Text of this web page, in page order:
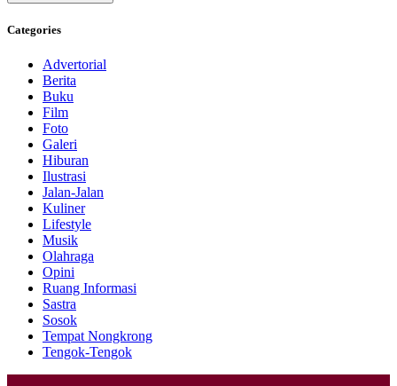
Categories
Advertorial
Berita
Buku
Film
Foto
Galeri
Hiburan
Ilustrasi
Jalan-Jalan
Kuliner
Lifestyle
Musik
Olahraga
Opini
Ruang Informasi
Sastra
Sosok
Tempat Nongkrong
Tengok-Tengok